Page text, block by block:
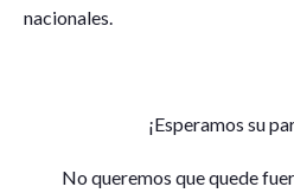
nacionales.
¡Esperamos su
No queremos que quede